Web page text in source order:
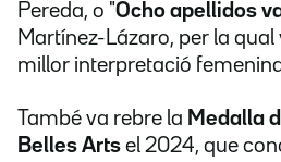
Pereda, o "Ocho apellidos
Martínez-Lázaro, per la qual
millor interpretació
També va rebre la Medalla
Belles Arts el 2024, que